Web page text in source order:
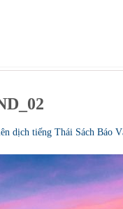
dịch tiếng Thái Sách Báo